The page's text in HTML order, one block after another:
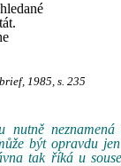
1985, s. 235
nutně neznamená
být opravdu
tak říká u